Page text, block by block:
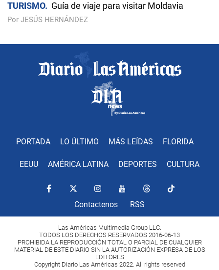
TURISMO Guía de viaje para visitar Moldavia
Por JESÚS HERNÁNDEZ
PORTADA LO ÚLTIMO MÁS LEÍDAS FLORIDA
EEUU AMÉRICA LATINA DEPORTES CULTURA
Contactenos RSS
Las Américas Multimedia Group LLC.
TODOS LOS DERECHOS RESERVADOS 2016-06-13
PROHIBIDA LA REPRODUCCIÓN TOTAL O PARCIAL DE CUALQUIER
MATERIAL DE ESTE DIARIO SIN LA AUTORIZACIÓN EXPRESA DE LOS
EDITORES
Copyright Diario Las Américas 2022. All rights reserved